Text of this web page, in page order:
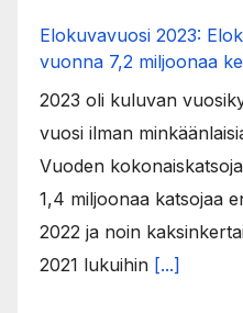
Elokuvavuosi 2023:
vuonna 7,2 miljoonaa
2023 oli kuluvan
vuosi ilman
Vuoden
1,4 miljoonaa katsojaa
2022 ja noin
2021 lukuihin [...]